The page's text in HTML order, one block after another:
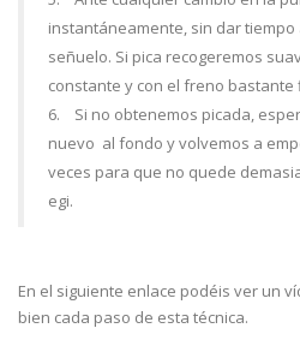
instantáneamente, sin dar
señuelo. Si pica recogeremos
constante y con el freno bastante
6. Si no obtenemos picada,
nuevo al fondo y volvemos a
veces para que no quede
egi.
En el siguiente enlace podéis ver un
bien cada paso de esta técnica.